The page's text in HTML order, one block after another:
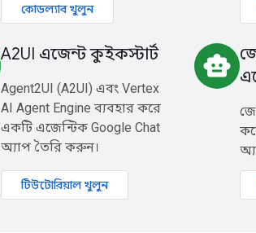
কোডল্যাব খুলুন
A2UI এজেন্ট কুইকস্টার্ট
Agent2UI (A2UI) এবং Vertex
AI Agent Engine ব্যবহার করে
একটি এজেন্টিক Google Chat
অ্যাপ তৈরি করুন।
টিউটোরিয়াল খুলুন
smart_toy